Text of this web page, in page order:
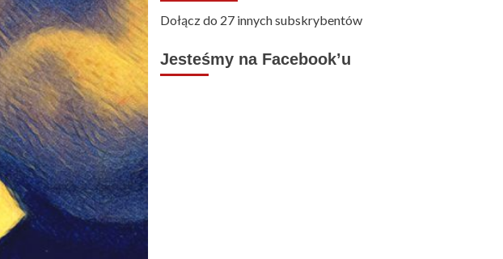
Dołącz do 27 innych subskrybentów
Jesteśmy na Facebook’u